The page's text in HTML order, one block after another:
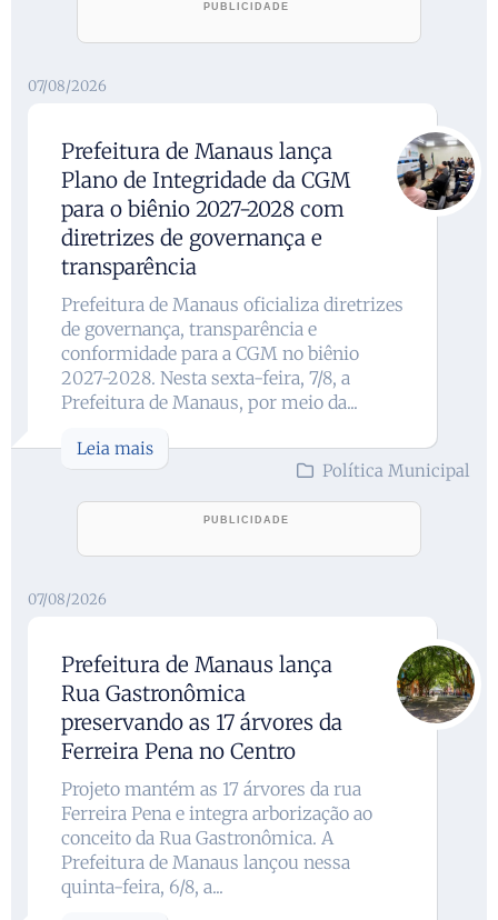
07/08/2026
Prefeitura de Manaus lança
Plano de Integridade da CGM
para o biênio 2027-2028 com
diretrizes de governança e
transparência
Prefeitura de Manaus oficializa diretrizes
de governança, transparência e
conformidade para a CGM no biênio
2027-2028. Nesta sexta-feira, 7/8, a
Prefeitura de Manaus, por meio da...
Leia mais
Política Municipal
07/08/2026
Prefeitura de Manaus lança
Rua Gastronômica
preservando as 17 árvores da
Ferreira Pena no Centro
Projeto mantém as 17 árvores da rua
Ferreira Pena e integra arborização ao
conceito da Rua Gastronômica. A
Prefeitura de Manaus lançou nessa
quinta-feira, 6/8, a...